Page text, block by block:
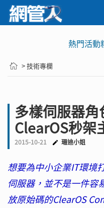
熱門活動
> 技術專欄
多樣伺服器
ClearOS秒架
2015-10-21 珊迪小姐
想要為中小企業IT環境
伺服器，並不是一件容
放原始碼的ClearOS